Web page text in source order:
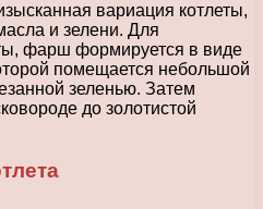
вариация котлеты,
и зелени. Для
фарш формируется в виде
помещается небольшой
зеленью. Затем
до золотистой